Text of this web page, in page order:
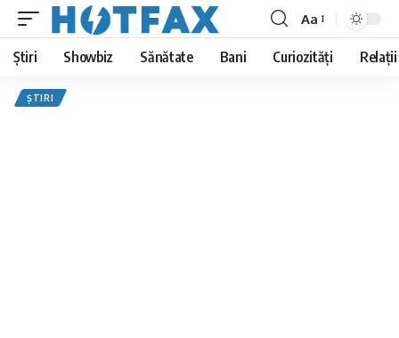
Font
Resizer
Aa
Știri Showbiz Sănătate Bani Curiozități Relații
ȘTIRI